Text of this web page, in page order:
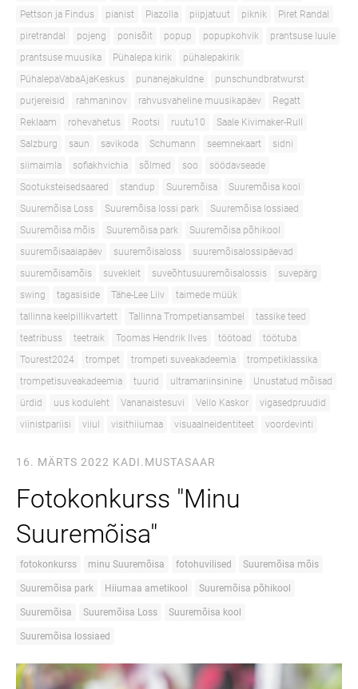
Pettson ja Findus
pianist Piazolla piipjatuut piknik
Piret Randal
piretrandal
pojeng ponisõit popup popupkohvik
prantsuse luule
prantsuse muusika
Pühalepa kirik
pühalepakirik
PühalepaVabaAjaKeskus
punanejakuldne
punschundbratwurst
purjereisid
rahmaninov rahvusvaheline muusikapäev
Regatt
Reklaam
rohevahetus Rootsi ruutu10
Saale Kivimaker-Rull
Salzburg
saun savikoda Schumann seemnekaart
sidni
siimaimla
sofiakhvichia sõlmed soo
söödavseade
Sootuksteisedsaared
standup Suuremõisa
Suuremõisa kool
Suuremõisa Loss
Suuremõisa lossi park
Suuremõisa lossiaed
Suuremõisa mõis
Suuremõisa park
Suuremõisa põhikool
suuremõisaaiapäev
suuremõisaloss
suuremõisalossipäevad
suuremõisamõis
suvekleit suveõhtusuuremõisalossis
suvepärg
swing
tagasiside Tähe-Lee Liiv
taimede müük
tallinna keelpillikvartett
Tallinna Trompetiansambel
tassike teed
teatribuss
teetraik Toomas Hendrik Ilves töötoad
töötuba
Tourest2024
trompet trompeti suveakadeemia
trompetiklassika
trompetisuveakadeemia
tuurid ultramariinsinine
Unustatud mõisad
ürdid
uus koduleht Vananaistesuvi Vello Kaskor
vigasedpruudid
viinistpariisi
viiul visithiiumaa visuaalneidentiteet voordevinti
16. MÄRTS 2022 KADI.MUSTASAAR
Fotokonkurss "Minu
Suuremõisa"
fotokonkurss minu Suuremõisa fotohuvilised Suuremõisa mõis
Suuremõisa park Hiiumaa ametikool Suuremõisa põhikool
Suuremõisa Suuremõisa Loss Suuremõisa kool
Suuremõisa lossiaed